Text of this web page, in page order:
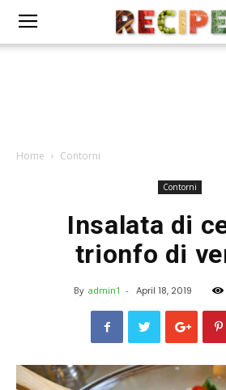
Home Contorni
Contorni
Insalata di
trionfo di
By admin1 - April 18, 2019